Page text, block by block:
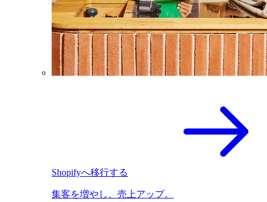
Shopifyへ移行する
集客を増やし、売上アップ。